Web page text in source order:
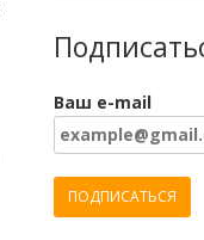
Ваш e-mail